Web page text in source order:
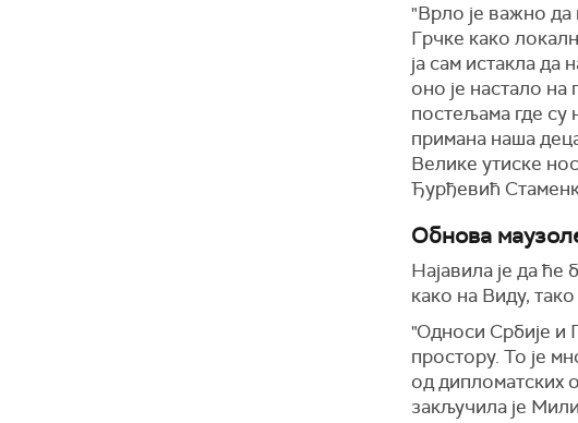
"Врло је важно да
Грчке како
ја сам истакла да
оно је настало
постељама где су
примана наша
Велике утиске
Ђурђевић
Обнова
Најавила је да ће
како на Виду,
"Односи Србије и
простору. То је
од дипломатских
закључила је